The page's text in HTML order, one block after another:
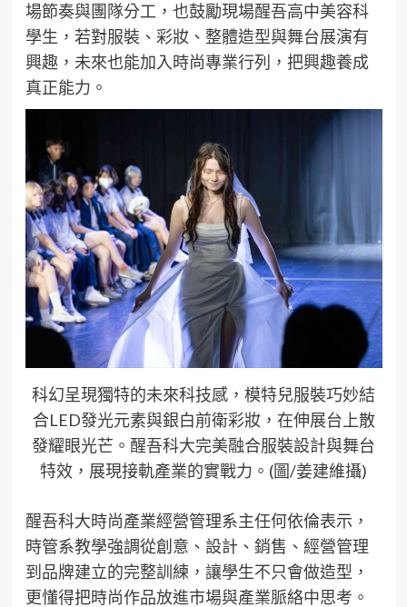
場節奏與團隊分工，也鼓勵現場醒吾高中美容科
學生，若對服裝、彩妝、整體造型與舞台展演有
興趣，未來也能加入時尚專業行列，把興趣養成
真正能力。
科幻呈現獨特的未來科技感，模特兒服裝巧妙結
合LED發光元素與銀白前衛彩妝，在伸展台上散
發耀眼光芒。醒吾科大完美融合服裝設計與舞台
特效，展現接軌產業的實戰力。(圖/姜建維攝)
醒吾科大時尚產業經營管理系主任何依倫表示，
時管系教學強調從創意、設計、銷售、經營管理
到品牌建立的完整訓練，讓學生不只會做造型，
更懂得把時尚作品放進市場與產業脈絡中思考。